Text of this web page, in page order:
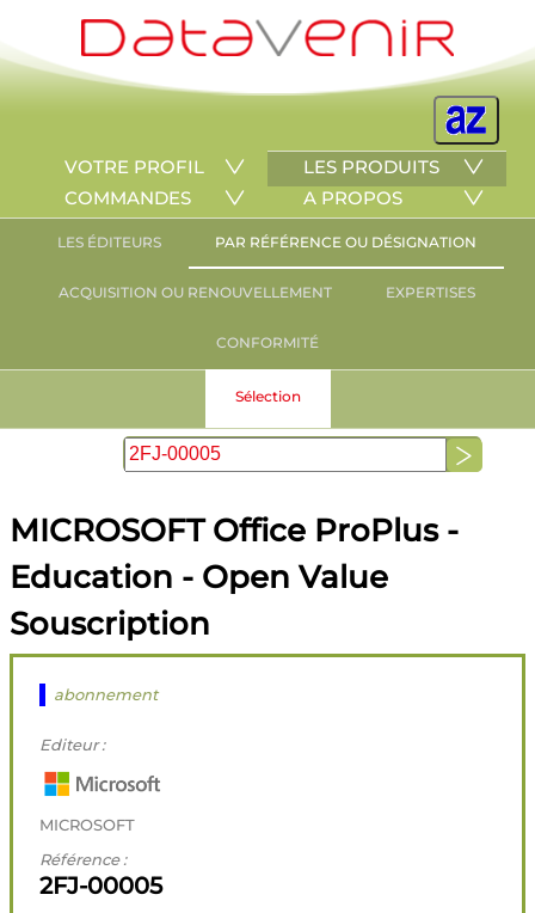
VOTRE PROFIL
LES PRODUITS
COMMANDES
A PROPOS
LES ÉDITEURS PAR RÉFÉRENCE OU DÉSIGNATION
ACQUISITION OU RENOUVELLEMENT EXPERTISES
CONFORMITÉ
Sélection
MICROSOFT Office ProPlus -
Education - Open Value
Souscription
abonnement
Editeur :
MICROSOFT
Référence :
2FJ-00005